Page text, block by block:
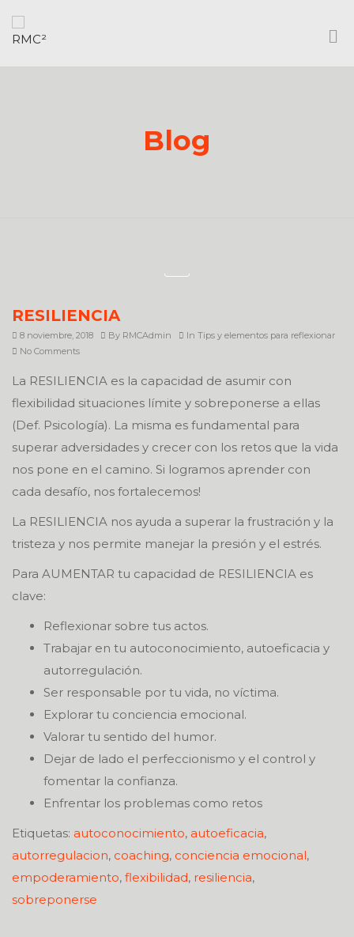
Blog
RESILIENCIA
8 noviembre, 2018 By RMCAdmin In Tips y elementos para reflexionar
No Comments
La RESILIENCIA es la capacidad de asumir con
flexibilidad situaciones límite y sobreponerse a ellas
(Def. Psicología). La misma es fundamental para
superar adversidades y crecer con los retos que la vida
nos pone en el camino. Si logramos aprender con
cada desafío, nos fortalecemos!
La RESILIENCIA nos ayuda a superar la frustración y la
tristeza y nos permite manejar la presión y el estrés.
Para AUMENTAR tu capacidad de RESILIENCIA es
clave:
Reflexionar sobre tus actos.
Trabajar en tu autoconocimiento, autoeficacia y
autorregulación.
Ser responsable por tu vida, no víctima.
Explorar tu conciencia emocional.
Valorar tu sentido del humor.
Dejar de lado el perfeccionismo y el control y
fomentar la confianza.
Enfrentar los problemas como retos
Etiquetas: autoconocimiento, autoeficacia,
autorregulacion, coaching, conciencia emocional,
empoderamiento, flexibilidad, resiliencia,
sobreponerse